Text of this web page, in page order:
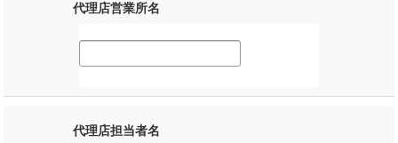
代理店営業所名
代理店担当者名